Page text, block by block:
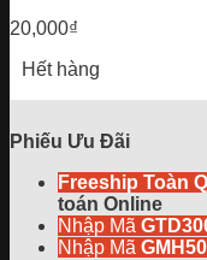
20,000₫
Hết hàng
Phiếu Ưu Đãi
Freeship Toàn
toán Online
Nhập Mã
Nhập Mã